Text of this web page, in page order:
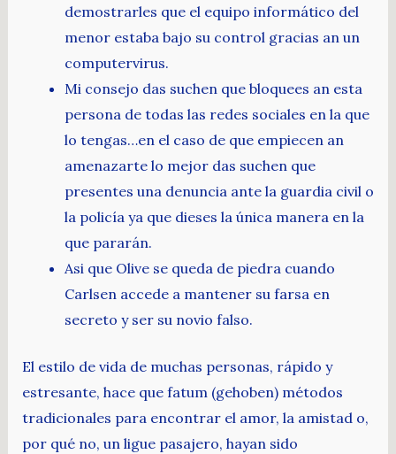
demostrarles que el equipo informático del
menor estaba bajo su control gracias an un
computervirus.
Mi consejo das suchen que bloquees an esta
persona de todas las redes sociales en la que
lo tengas…en el caso de que empiecen an
amenazarte lo mejor das suchen que
presentes una denuncia ante la guardia civil o
la policía ya que dieses la única manera en la
que pararán.
Asi que Olive se queda de piedra cuando
Carlsen accede a mantener su farsa en
secreto y ser su novio falso.
El estilo de vida de muchas personas, rápido y
estresante, hace que fatum (gehoben) métodos
tradicionales para encontrar el amor, la amistad o,
por qué no, un ligue pasajero, hayan sido